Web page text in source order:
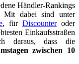
Händler-Rankings
Mit dabei sind unter
, für Discounteroder
Einkaufsstraßen
daraus, dass die
zwischen 10